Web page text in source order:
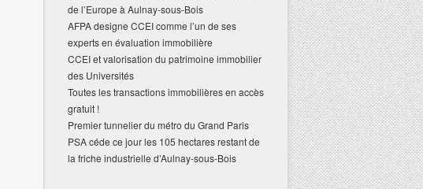
de l’Europe à Aulnay-sous-Bois
AFPA designe CCEI comme l’un de ses
experts en évaluation immobilière
CCEI et valorisation du patrimoine immobilier
des Universités
Toutes les transactions immobilières en accès
gratuit !
Premier tunnelier du métro du Grand Paris
PSA céde ce jour les 105 hectares restant de
la friche industrielle d’Aulnay-sous-Bois